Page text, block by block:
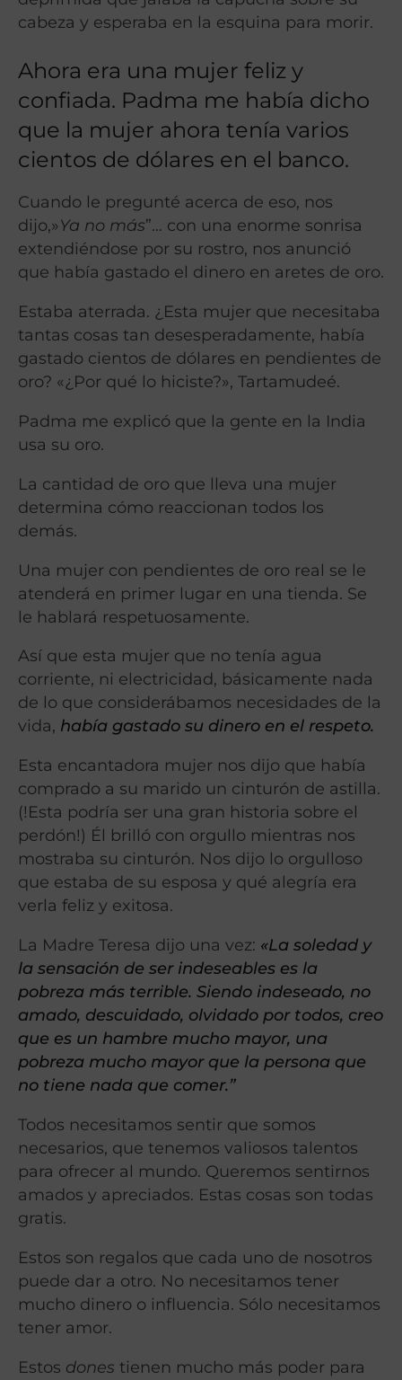
cabeza y esperaba en la esquina para morir.
Ahora era una mujer feliz y
confiada. Padma me había dicho
que la mujer ahora tenía varios
cientos de dólares en el banco.
Cuando le pregunté acerca de eso, nos
dijo,»Ya no más”… con una enorme sonrisa
extendiéndose por su rostro, nos anunció
que había gastado el dinero en aretes de oro.
Estaba aterrada. ¿Esta mujer que necesitaba
tantas cosas tan desesperadamente, había
gastado cientos de dólares en pendientes de
oro? «¿Por qué lo hiciste?», Tartamudeé.
Padma me explicó que la gente en la India
usa su oro.
La cantidad de oro que lleva una mujer
determina cómo reaccionan todos los
demás.
Una mujer con pendientes de oro real se le
atenderá en primer lugar en una tienda. Se
le hablará respetuosamente.
Así que esta mujer que no tenía agua
corriente, ni electricidad, básicamente nada
de lo que considerábamos necesidades de la
vida, había gastado su dinero en el respeto.
Esta encantadora mujer nos dijo que había
comprado a su marido un cinturón de astilla.
(!Esta podría ser una gran historia sobre el
perdón!) Él brilló con orgullo mientras nos
mostraba su cinturón. Nos dijo lo orgulloso
que estaba de su esposa y qué alegría era
verla feliz y exitosa.
La Madre Teresa dijo una vez: «La soledad y
la sensación de ser indeseables es la
pobreza más terrible. Siendo indeseado, no
amado, descuidado, olvidado por todos, creo
que es un hambre mucho mayor, una
pobreza mucho mayor que la persona que
no tiene nada que comer.”
Todos necesitamos sentir que somos
necesarios, que tenemos valiosos talentos
para ofrecer al mundo. Queremos sentirnos
amados y apreciados. Estas cosas son todas
gratis.
Estos son regalos que cada uno de nosotros
puede dar a otro. No necesitamos tener
mucho dinero o influencia. Sólo necesitamos
tener amor.
Estos dones tienen mucho más poder para